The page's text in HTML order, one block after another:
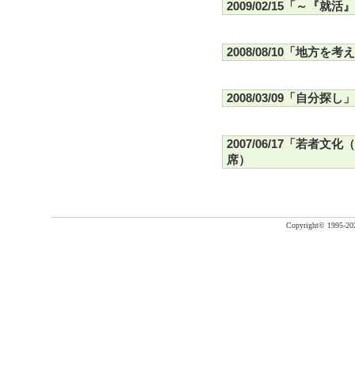
2009/02/15「～『就活
2008/08/10「地方を考
2008/03/09「自分探し」
2007/06/17「若者文化
席）
Copyright© 1995-